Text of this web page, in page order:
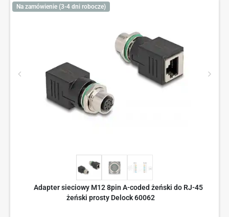
Na zamówienie (3-4 dni robocze)
Adapter sieciowy M12 8pin A-coded żeński do RJ-45
żeński prosty Delock 60062